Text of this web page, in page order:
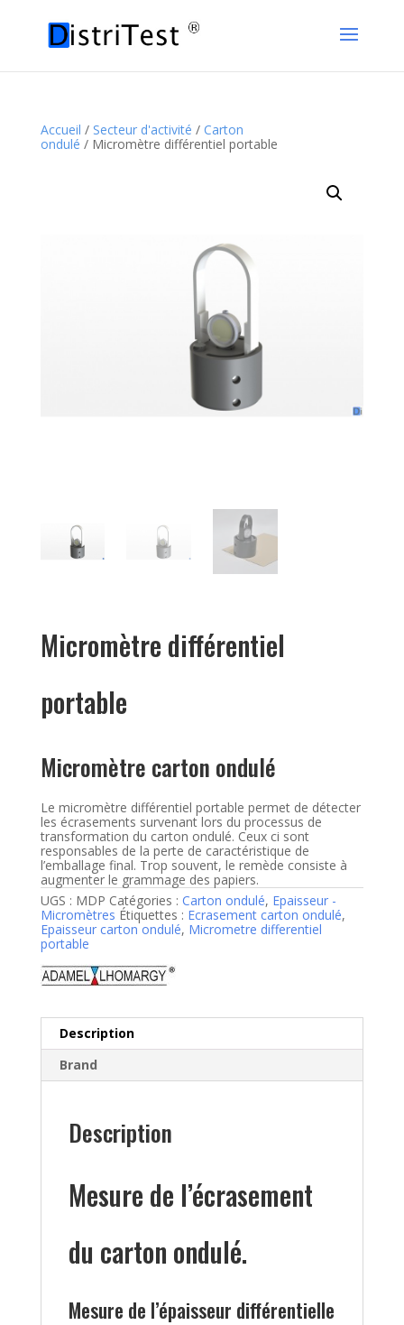
Accueil / Secteur d'activité / Carton
ondulé / Micromètre différentiel portable
Micromètre différentiel
portable
Micromètre carton ondulé
Le micromètre différentiel portable permet de détecter
les écrasements survenant lors du processus de
transformation du carton ondulé. Ceux ci sont
responsables de la perte de caractéristique de
l’emballage final. Trop souvent, le remède consiste à
augmenter le grammage des papiers.
UGS : MDP Catégories : Carton ondulé, Epaisseur -
Micromètres Étiquettes : Ecrasement carton ondulé,
Epaisseur carton ondulé, Micrometre differentiel
portable
Description
Brand
Description
Mesure de l’écrasement
du carton ondulé.
Mesure de l’épaisseur différentielle